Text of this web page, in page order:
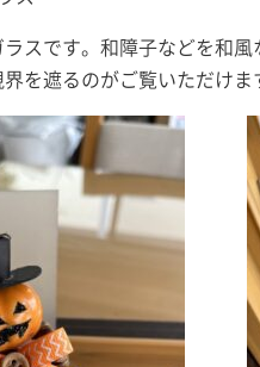
スです。和障子などを和風
を遮るのがご覧いただけま